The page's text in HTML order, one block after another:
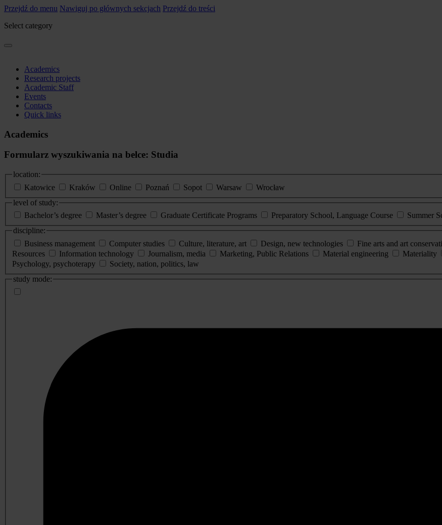
Przejdź do menu Nawiguj po głównych sekcjach Przejdź do treści
Select category
Academics
Research projects
Academic Staff
Events
Contacts
Quick links
Academics
Formularz wyszukiwania na belce: Studia
location:
Katowice
Kraków Online Poznań Sopot Warsaw
Wrocław
level of study:
Bachelor’s degree
Master’s degree Graduate Certificate Programs Preparatory School, Language Course Summer
discipline:
Business management
Computer studies Culture, literature, art Design, new technologies Fine arts and art
Resources
Information technology Journalism, media Marketing, Public Relations Material engineering Materiality
Psychology, psychoterapy
Society, nation, politics, law
study mode: